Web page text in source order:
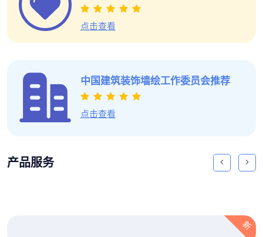
点击查看
中国建筑装饰墙绘工作委员会推荐
点击查看
产品服务
新